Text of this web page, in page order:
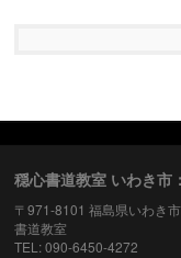
穏心書道教室 いわき
〒971-8101 福島県いわき
書道教室
TEL: 090-6450-4272